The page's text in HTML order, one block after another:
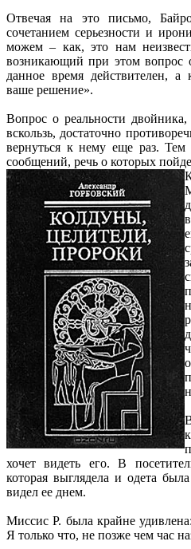
Отвечая на это письмо,
сочетанием серьезности и
можем – как, это нам
возникающий при этом вопрос
данное время действителен, а
ваше решение».
Вопрос о реальности
вскользь, достаточно
вернуться к нему еще раз. Тем
сообщений, речь о которых
хочет видеть его. В
которая выглядела и одета
видел ее днем.
Миссис Р. была крайне
Я только что, не позже чем час